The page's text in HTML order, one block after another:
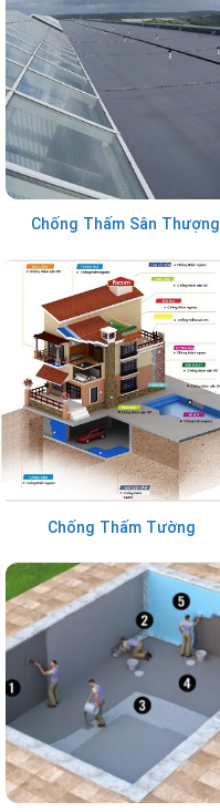
Chống Thấm Sân Thượng
Chống Thấm Tường